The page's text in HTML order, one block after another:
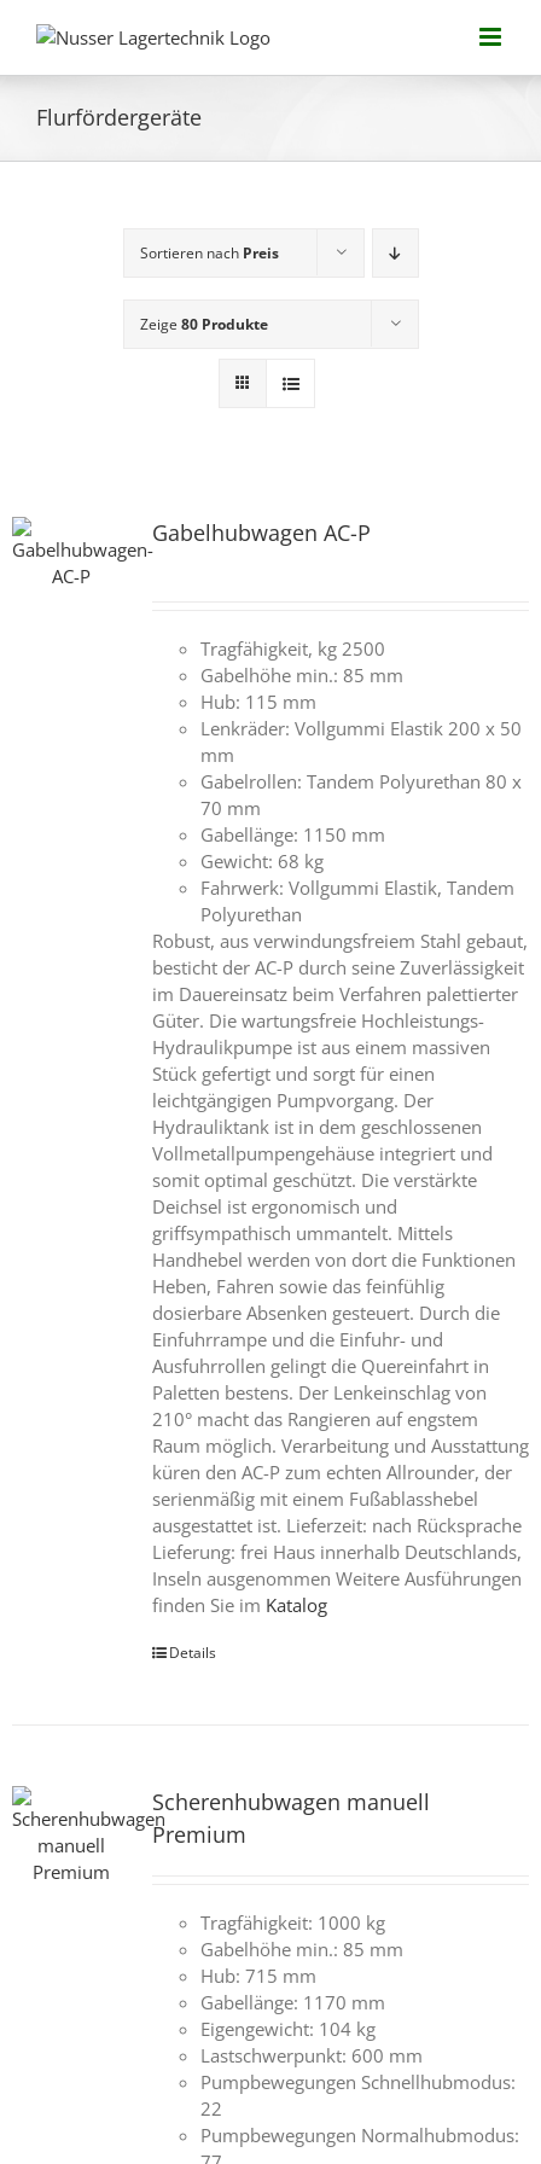
Inhalt
Flurfördergeräte
Sortieren nach Preis
Zeige 80 Produkte
Gabelhubwagen AC-P
Tragfähigkeit, kg 2500
Gabelhöhe min.: 85 mm
Hub: 115 mm
Lenkräder: Vollgummi Elastik 200 x 50
mm
Gabelrollen: Tandem Polyurethan 80 x
70 mm
Gabellänge: 1150 mm
Gewicht: 68 kg
Fahrwerk: Vollgummi Elastik, Tandem
Polyurethan
Robust, aus verwindungsfreiem Stahl gebaut,
besticht der AC-P durch seine Zuverlässigkeit
im Dauereinsatz beim Verfahren palettierter
Güter. Die wartungsfreie Hochleistungs-
Hydraulikpumpe ist aus einem massiven
Stück gefertigt und sorgt für einen
leichtgängigen Pumpvorgang. Der
Hydrauliktank ist in dem geschlossenen
Vollmetallpumpengehäuse integriert und
somit optimal geschützt. Die verstärkte
Deichsel ist ergonomisch und
griffsympathisch ummantelt. Mittels
Handhebel werden von dort die Funktionen
Heben, Fahren sowie das feinfühlig
dosierbare Absenken gesteuert. Durch die
Einfuhrrampe und die Einfuhr- und
Ausfuhrrollen gelingt die Quereinfahrt in
Paletten bestens. Der Lenkeinschlag von
210° macht das Rangieren auf engstem
Raum möglich. Verarbeitung und Ausstattung
küren den AC-P zum echten Allrounder, der
serienmäßig mit einem Fußablasshebel
ausgestattet ist. Lieferzeit: nach Rücksprache
Lieferung: frei Haus innerhalb Deutschlands,
Inseln ausgenommen Weitere Ausführungen
finden Sie im Katalog
Details
Scherenhubwagen manuell
Premium
Tragfähigkeit: 1000 kg
Gabelhöhe min.: 85 mm
Hub: 715 mm
Gabellänge: 1170 mm
Eigengewicht: 104 kg
Lastschwerpunkt: 600 mm
Pumpbewegungen Schnellhubmodus:
22
Pumpbewegungen Normalhubmodus: